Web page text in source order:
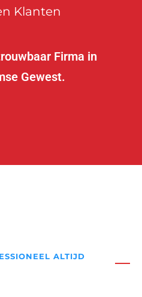
Klanten
Firma in
Gewest.
ALTIJD